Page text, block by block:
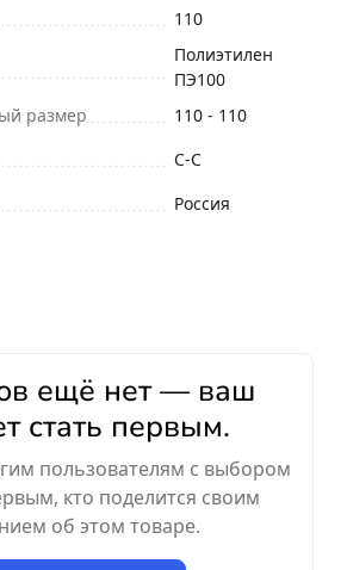
110
Полиэтилен
ПЭ100
размер
110 - 110
С-С
Россия
ещё нет — ваш
стать первым.
пользователям с выбором
кто поделится своим
об этом товаре.